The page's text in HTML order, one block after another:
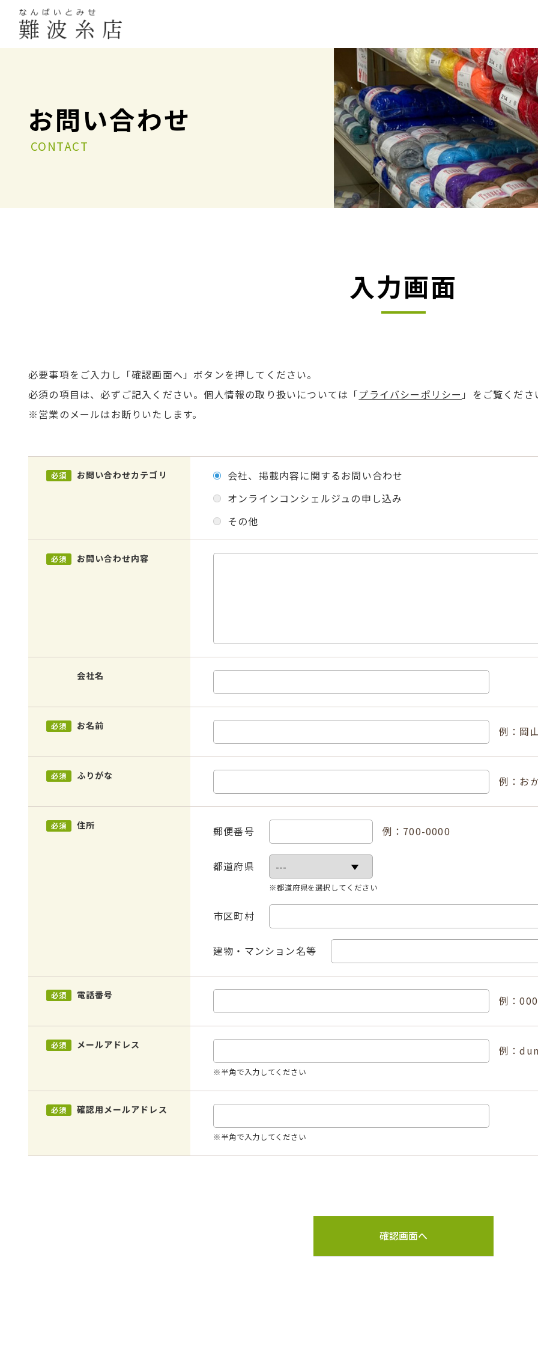
お問い合わせ
CONTACT
入力画面
必要事項をご入力し「確認画面へ」ボタンを押してください。
必須の項目は、必ずご記入ください。個人情報の取り扱いについては「プライバシーポリシー 」をご覧くださ
※営業のメールはお断りいたします。
必須 お問い合わせカテゴリ
会社、掲載内容に関するお問い合わせ
オンラインコンシェルジュの申し込み
その他
必須 お問い合わせ内容
会社名
必須 お名前 例：岡
必須 ふりがな 例：お
必須 住所 郵便番号 例：700-0000
都道府県
※都道府県を選択してください
市区町村
建物・マンション名等
必須 電話番号 例：
必須 メールアドレス
※半角で入力してください
例：
必須 確認用メールアドレス
※半角で入力してください
確認画面へ